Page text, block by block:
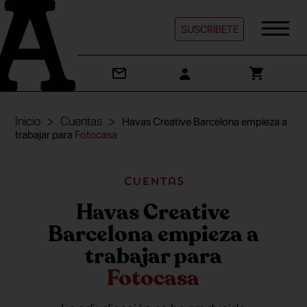
SUSCRÍBETE
Inicio Cuentas
Havas Creative Barcelona empieza a
trabajar para Fotocasa
Cuentas
Havas Creative
Barcelona empieza a
trabajar para
Fotocasa